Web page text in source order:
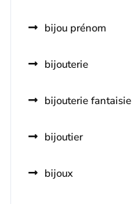
bijou prénom
bijouterie
bijouterie fantaisie
bijoutier
bijoux